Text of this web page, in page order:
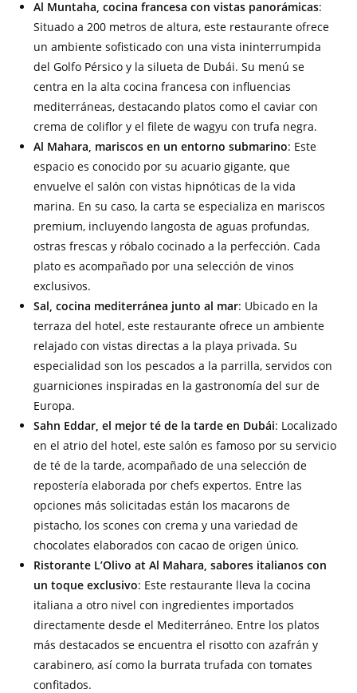
Al Muntaha, cocina francesa con vistas panorámicas:
Situado a 200 metros de altura, este restaurante ofrece
un ambiente sofisticado con una vista ininterrumpida
del Golfo Pérsico y la silueta de Dubái. Su menú se
centra en la alta cocina francesa con influencias
mediterráneas, destacando platos como el caviar con
crema de coliflor y el filete de wagyu con trufa negra.
Al Mahara, mariscos en un entorno submarino: Este
espacio es conocido por su acuario gigante, que
envuelve el salón con vistas hipnóticas de la vida
marina. En su caso, la carta se especializa en mariscos
premium, incluyendo langosta de aguas profundas,
ostras frescas y róbalo cocinado a la perfección. Cada
plato es acompañado por una selección de vinos
exclusivos.
Sal, cocina mediterránea junto al mar: Ubicado en la
terraza del hotel, este restaurante ofrece un ambiente
relajado con vistas directas a la playa privada. Su
especialidad son los pescados a la parrilla, servidos con
guarniciones inspiradas en la gastronomía del sur de
Europa.
Sahn Eddar, el mejor té de la tarde en Dubái: Localizado
en el atrio del hotel, este salón es famoso por su servicio
de té de la tarde, acompañado de una selección de
repostería elaborada por chefs expertos. Entre las
opciones más solicitadas están los macarons de
pistacho, los scones con crema y una variedad de
chocolates elaborados con cacao de origen único.
Ristorante L’Olivo at Al Mahara, sabores italianos con
un toque exclusivo: Este restaurante lleva la cocina
italiana a otro nivel con ingredientes importados
directamente desde el Mediterráneo. Entre los platos
más destacados se encuentra el risotto con azafrán y
carabinero, así como la burrata trufada con tomates
confitados.